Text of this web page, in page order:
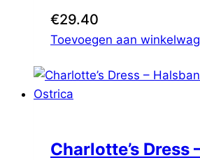
Katoos(0)
Missogno
Natural Greatness(0)
Petrebels (0)
Thule
€29.40
Toevoegen aan
Charlotte’s Dress